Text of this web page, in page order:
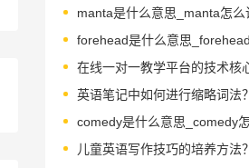
英语笔记中如何进行缩略词法？
儿童英语写作技巧的培养方法？